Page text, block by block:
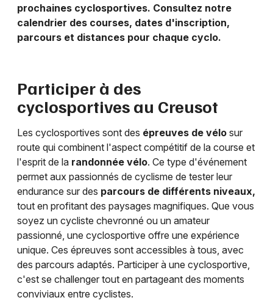
prochaines cyclosportives. Consultez notre
calendrier des courses, dates d'inscription,
parcours et distances pour chaque cyclo.
Participer à des
cyclosportives au Creusot
Les cyclosportives sont des épreuves de vélo sur
route qui combinent l'aspect compétitif de la course et
l'esprit de la randonnée vélo. Ce type d'événement
permet aux passionnés de cyclisme de tester leur
endurance sur des parcours de différents niveaux,
tout en profitant des paysages magnifiques. Que vous
soyez un cycliste chevronné ou un amateur
passionné, une cyclosportive offre une expérience
unique. Ces épreuves sont accessibles à tous, avec
des parcours adaptés. Participer à une cyclosportive,
c'est se challenger tout en partageant des moments
conviviaux entre cyclistes.